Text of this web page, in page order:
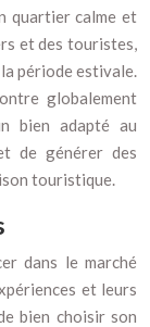
quartier calme et
et des touristes,
période estivale.
globalement
bien adapté au
de générer des
touristique.
dans le marché
et leurs
bien choisir son